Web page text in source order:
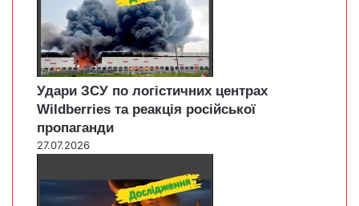
Удари ЗСУ по логістичних центрах
Wildberries та реакція російської
пропаганди
27.07.2026